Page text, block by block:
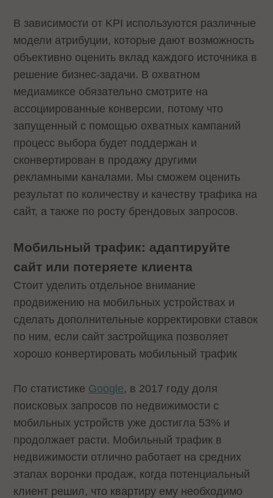
В зависимости от KPI используются различные
модели атрибуции, которые дают возможность
объективно оценить вклад каждого источника в
решение бизнес-задачи. В охватном
медиамиксе обязательно смотрите на
ассоциированные конверсии, потому что
запущенный с помощью охватных кампаний
процесс выбора будет поддержан и
сконвертирован в продажу другими
рекламными каналами. Мы сможем оценить
результат по количеству и качеству трафика на
сайт, а также по росту брендовых запросов.
Мобильный трафик: адаптируйте
сайт или потеряете клиента
Стоит уделить отдельное внимание
продвижению на мобильных устройствах и
сделать дополнительные корректировки ставок
по ним, если сайт застройщика позволяет
хорошо конвертировать мобильный трафик
По статистике Google, в 2017 году доля
поисковых запросов по недвижимости с
мобильных устройств уже достигла 53% и
продолжает расти. Мобильный трафик в
недвижимости отлично работает на средних
этапах воронки продаж, когда потенциальный
клиент решил, что квартиру ему необходимо